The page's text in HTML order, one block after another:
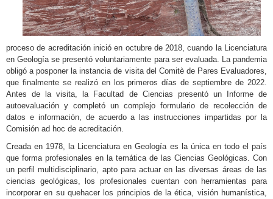
proceso de acreditación inició en octubre de 2018, cuando la Licenciatura
en Geología se presentó voluntariamente para ser evaluada. La pandemia
obligó a posponer la instancia de visita del Comitè de Pares Evaluadores,
que finalmente se realizó en los primeros días de septiembre de 2022.
Antes de la visita, la Facultad de Ciencias presentó un Informe de
autoevaluación y completó un complejo formulario de recolección de
datos e información, de acuerdo a las instrucciones impartidas por la
Comisión ad hoc de acreditación.
Creada en 1978, la Licenciatura en Geología es la única en todo el país
que forma profesionales en la temática de las Ciencias Geológicas. Con
un perfil multidisciplinario, apto para actuar en las diversas áreas de las
ciencias geológicas, los profesionales cuentan con herramientas para
incorporar en su quehacer los principios de la ética, visión humanística,